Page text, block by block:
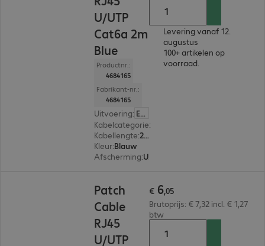
U/UTP
Cat6a 2m
Blue
Productnr.:
4684165
Fabrikant-nr.:
4684165
Uitvoering: Europa
Kabelcategorie:
Kabellengte: 2 m
Kleur:Blauw
Afscherming: U/UTP
Levering vanaf 12.
augustus
100+ artikelen op
voorraad.
Patch
Cable
RJ45
U/UTP
€ 6,05
Brutoprijs: € 7,32 incl. € 1,27
btw